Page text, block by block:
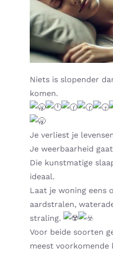
Supplementen
Straling:
Onderwerpen:
Ziekteverzuim in
Blog
Winkelwagen
Contactformulier
Zirbeldrüse detox
Home – Deutsch
Niets is slopender
komen.
Je verliest je
Je weerbaarheid
Die kunstmatige
ideaal.
Laat je woning eens
aardstralen,
straling.
Voor beide soorten
meest voorkomende